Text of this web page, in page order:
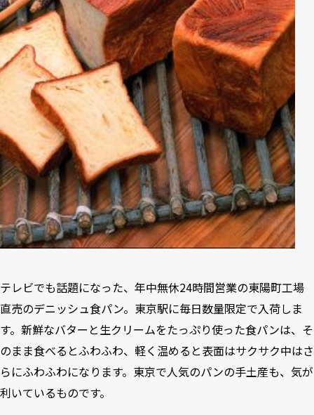
テレビでも話題になった、年中無休24時間営業の東陽町工場
直売のデニッシュ食パン。東京駅に毎日数量限定で入荷しま
す。新鮮なバターと生クリームをたっぷり使った食パンは、そ
のまま食べるとふわふわ、軽く温めると表面はサクサク中はさ
らにふわふわになります。東京で人気のパンの手土産も、気が
利いているものです。